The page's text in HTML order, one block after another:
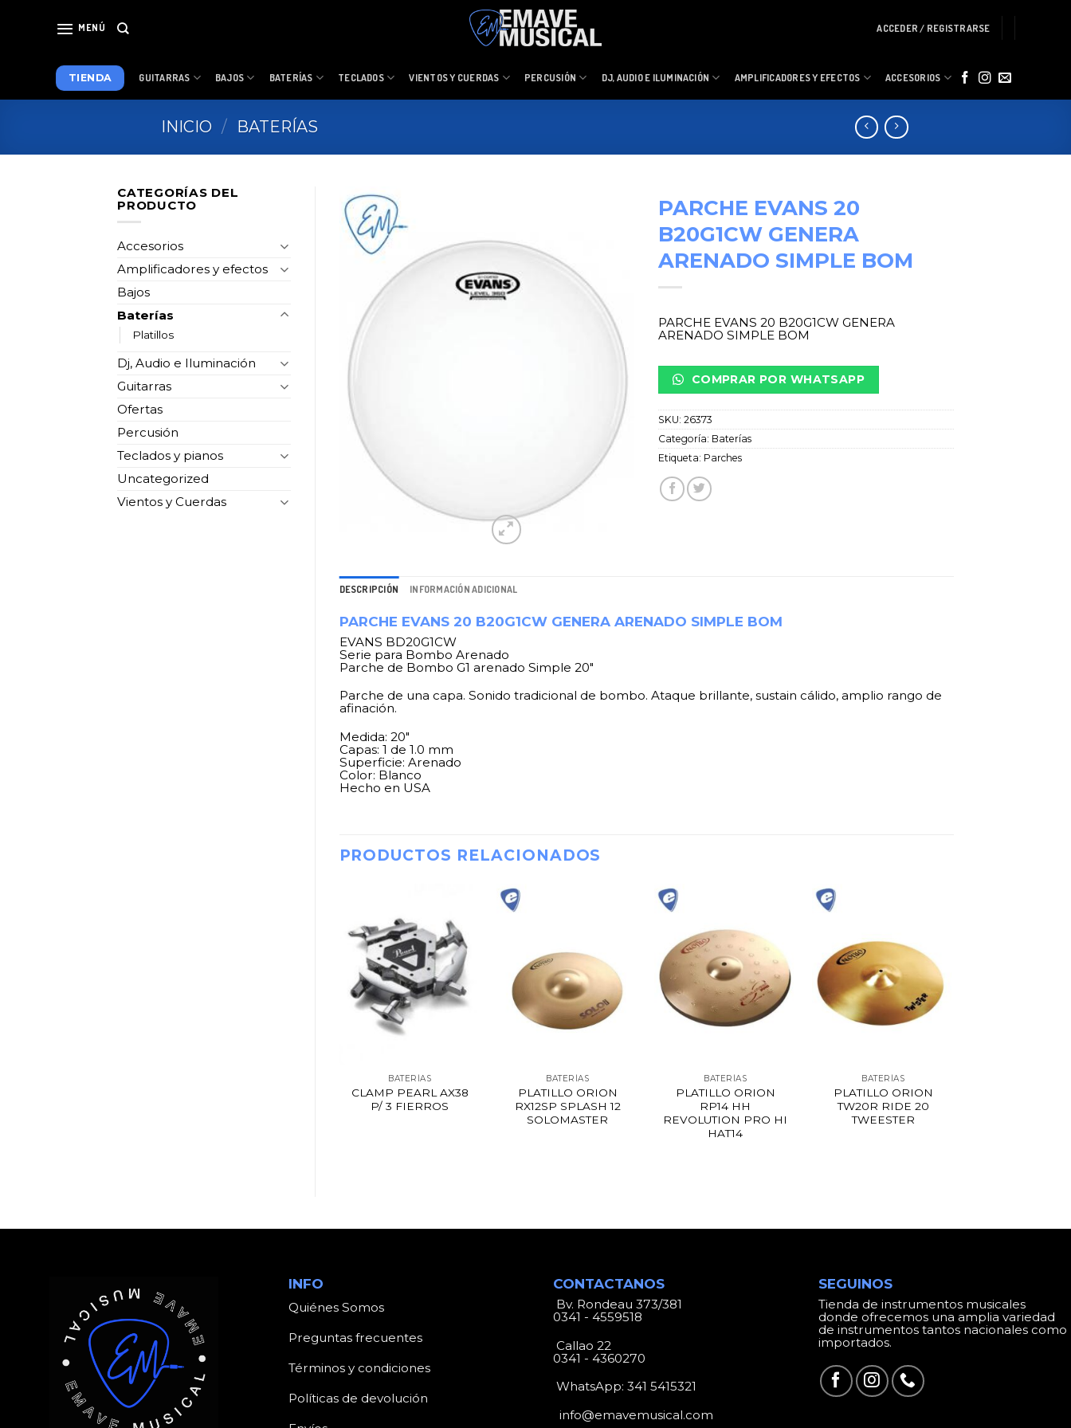
MENÚ ACCEDER / REGISTRARSE
TIENDA GUITARRAS BAJOS BATERÍAS TECLADOS VIENTOS Y CUERDAS PERCUSIÓN DJ, AUDIO E ILUMINACIÓN AMPLIFICADORES Y EFECTOS ACCESORIOS
INICIO / BATERÍAS
CATEGORÍAS DEL
PRODUCTO
Accesorios
Amplificadores y efectos
Bajos
Baterías
Platillos
Dj, Audio e Iluminación
Guitarras
Ofertas
Percusión
Teclados y pianos
Uncategorized
Vientos y Cuerdas
PARCHE EVANS 20
B20G1CW GENERA
ARENADO SIMPLE BOM
PARCHE EVANS 20 B20G1CW GENERA
ARENADO SIMPLE BOM
COMPRAR POR WHATSAPP
SKU:26373
Categoría: Baterías
Etiqueta: Parches
DESCRIPCIÓN INFORMACIÓN ADICIONAL
PARCHE EVANS 20 B20G1CW GENERA ARENADO SIMPLE BOM
EVANS BD20G1CW
Serie para Bombo Arenado
Parche de Bombo G1 arenado Simple 20″
Parche de una capa. Sonido tradicional de bombo. Ataque brillante, sustain cálido, amplio rango de
afinación.
Medida: 20″
Capas: 1 de 1.0 mm
Superficie: Arenado
Color: Blanco
Hecho en USA
PRODUCTOS RELACIONADOS
BATERÍAS
CLAMP PEARL AX38
P/ 3 FIERROS
BATERÍAS
PLATILLO ORION
RX12SP SPLASH 12
SOLOMASTER
BATERÍAS
PLATILLO ORION
RP14 HH
REVOLUTION PRO HI
HAT14
BATERÍAS
PLATILLO ORION
TW20R RIDE 20
TWEESTER
INFO
Quiénes Somos
Preguntas frecuentes
Términos y condiciones
Políticas de devolución
CONTACTANOS
Bv. Rondeau 373/381
0341 - 4559518
Callao 22
0341 - 4360270
WhatsApp:341 5415321
info@emavemusical.com
SEGUINOS
Tienda de instrumentos musicales
donde ofrecemos una amplia variedad
de instrumentos tantos nacionales como
importados.